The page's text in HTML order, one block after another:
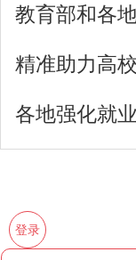
教育部和各
精准助力高
各地强化就
登录